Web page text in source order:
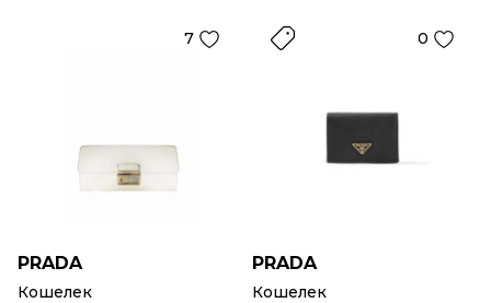
7
PRADA
Кошелек
0
PRADA
Кошелек